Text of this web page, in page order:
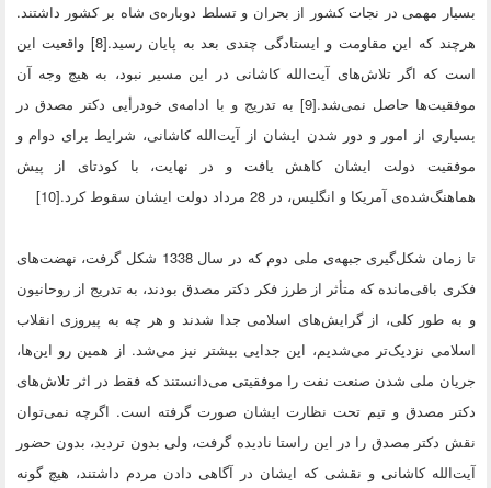
بسیار مهمی در نجات کشور از بحران و تسلط دوباره‌ی شاه بر کشور داشتند.
هرچند که این مقاومت و ایستادگی چندی بعد به پایان رسید.[8] واقعیت این
است که اگر تلاش‌های آیت‌الله کاشانی در این مسیر نبود، به هیچ وجه آن
موفقیت‌ها حاصل نمی‌شد.[9] به تدریج و با ادامه‌ی خودرأیی دکتر مصدق در
بسیاری از امور و دور شدن ایشان از آیت‌الله کاشانی، شرایط برای دوام و
موفقیت دولت ایشان کاهش یافت و در نهایت، با کودتای از پیش
هماهنگ‌شده‌ی آمریکا و انگلیس، در 28 مرداد دولت ایشان سقوط کرد.[10]
تا زمان شکل‌گیری جبهه‌ی ملی دوم که در سال 1338 شکل گرفت، نهضت‌های
فکری باقی‌مانده که متأثر از طرز فکر دکتر مصدق بودند، به تدریج از روحانیون
و به طور کلی، از گرایش‌های اسلامی جدا شدند و هر چه به پیروزی انقلاب
اسلامی نزدیک‌تر می‌شدیم، این جدایی بیشتر نیز می‌شد. از همین رو این‌ها،
جریان ملی شدن صنعت نفت را موفقیتی می‌دانستند که فقط در اثر تلاش‌های
دکتر مصدق و تیم تحت نظارت ایشان صورت گرفته است. اگرچه نمی‌توان
نقش دکتر مصدق را در این راستا نادیده گرفت، ولی بدون تردید، بدون حضور
آیت‌الله کاشانی و نقشی که ایشان در آگاهی دادن مردم داشتند، هیچ گونه